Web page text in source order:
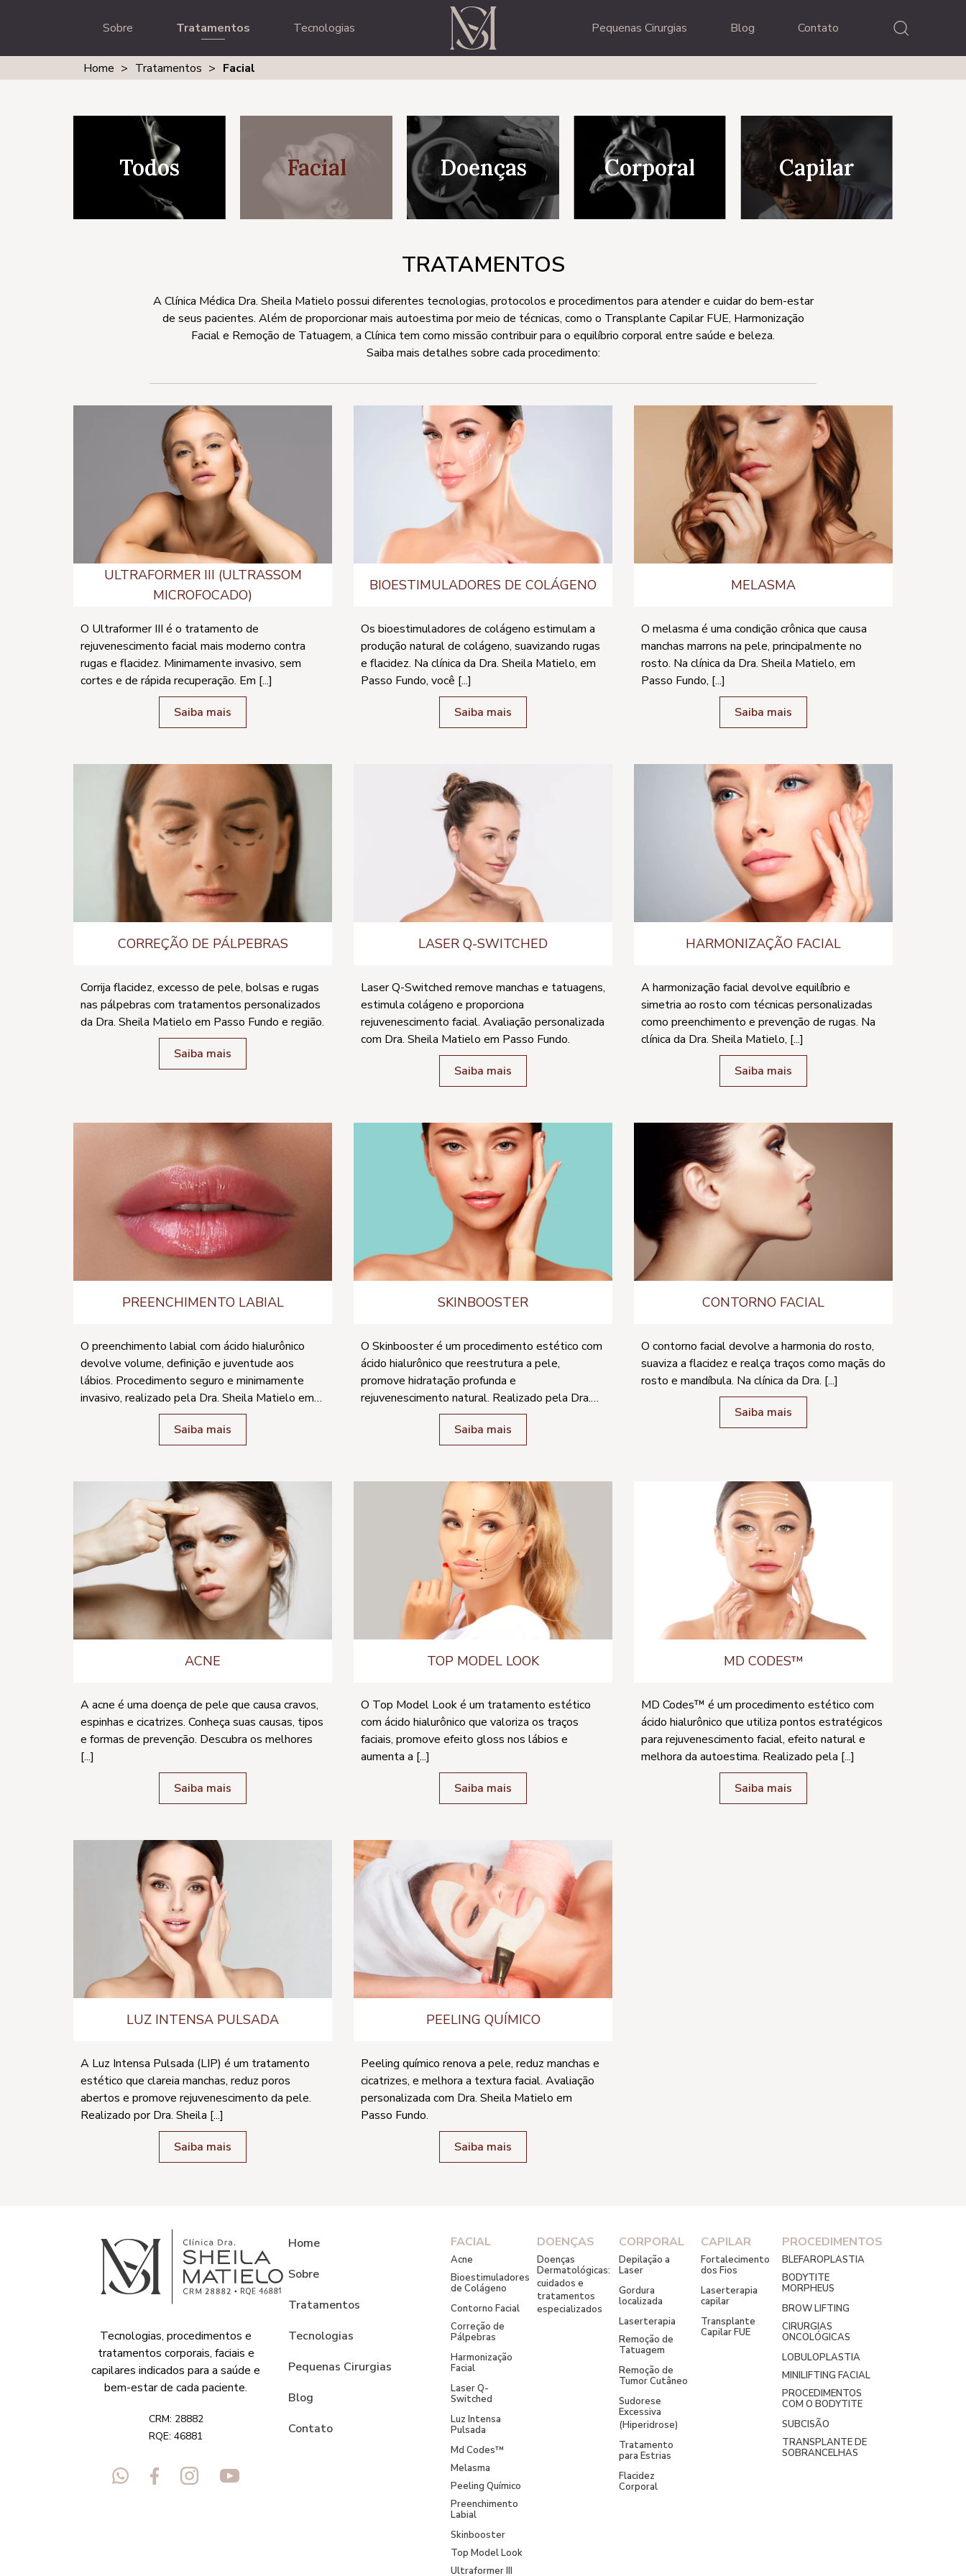
Sobre Tratamentos Tecnologias Pequenas Cirurgias Blog Contato
Home > Tratamentos > Facial
Todos Facial Doenças Corporal Capilar
TRATAMENTOS
A Clínica Médica Dra. Sheila Matielo possui diferentes tecnologias, protocolos e procedimentos para atender e cuidar do bem-estar
de seus pacientes. Além de proporcionar mais autoestima por meio de técnicas, como o Transplante Capilar FUE, Harmonização
Facial e Remoção de Tatuagem, a Clínica tem como missão contribuir para o equilíbrio corporal entre saúde e beleza.
Saiba mais detalhes sobre cada procedimento:
ULTRAFORMER III (ULTRASSOM
MICROFOCADO)
O Ultraformer III é o tratamento de
rejuvenescimento facial mais moderno contra
rugas e flacidez. Minimamente invasivo, sem
cortes e de rápida recuperação. Em [...]
Saiba mais
BIOESTIMULADORES DE COLÁGENO
Os bioestimuladores de colágeno estimulam a
produção natural de colágeno, suavizando rugas
e flacidez. Na clínica da Dra. Sheila Matielo, em
Passo Fundo, você [...]
Saiba mais
MELASMA
O melasma é uma condição crônica que causa
manchas marrons na pele, principalmente no
rosto. Na clínica da Dra. Sheila Matielo, em
Passo Fundo, [...]
Saiba mais
CORREÇÃO DE PÁLPEBRAS
Corrija flacidez, excesso de pele, bolsas e rugas
nas pálpebras com tratamentos personalizados
da Dra. Sheila Matielo em Passo Fundo e região.
Saiba mais
LASER Q-SWITCHED
Laser Q-Switched remove manchas e tatuagens,
estimula colágeno e proporciona
rejuvenescimento facial. Avaliação personalizada
com Dra. Sheila Matielo em Passo Fundo.
Saiba mais
HARMONIZAÇÃO FACIAL
A harmonização facial devolve equilíbrio e
simetria ao rosto com técnicas personalizadas
como preenchimento e prevenção de rugas. Na
clínica da Dra. Sheila Matielo, [...]
Saiba mais
PREENCHIMENTO LABIAL
O preenchimento labial com ácido hialurônico
devolve volume, definição e juventude aos
lábios. Procedimento seguro e minimamente
invasivo, realizado pela Dra. Sheila Matielo em
Saiba mais
SKINBOOSTER
O Skinbooster é um procedimento estético com
ácido hialurônico que reestrutura a pele,
promove hidratação profunda e
rejuvenescimento natural. Realizado pela Dra.
Sheila Matielo [...]
Saiba mais
CONTORNO FACIAL
O contorno facial devolve a harmonia do rosto,
suaviza a flacidez e realça traços como maçãs do
rosto e mandíbula. Na clínica da Dra. [...]
Saiba mais
ACNE
A acne é uma doença de pele que causa cravos,
espinhas e cicatrizes. Conheça suas causas, tipos
e formas de prevenção. Descubra os melhores
[...]
Saiba mais
TOP MODEL LOOK
O Top Model Look é um tratamento estético
com ácido hialurônico que valoriza os traços
faciais, promove efeito gloss nos lábios e
aumenta a [...]
Saiba mais
MD CODES™
MD Codes™ é um procedimento estético com
ácido hialurônico que utiliza pontos estratégicos
para rejuvenescimento facial, efeito natural e
melhora da autoestima. Realizado pela [...]
Saiba mais
LUZ INTENSA PULSADA
A Luz Intensa Pulsada (LIP) é um tratamento
estético que clareia manchas, reduz poros
abertos e promove rejuvenescimento da pele.
Realizado por Dra. Sheila [...]
Saiba mais
PEELING QUÍMICO
Peeling químico renova a pele, reduz manchas e
cicatrizes, e melhora a textura facial. Avaliação
personalizada com Dra. Sheila Matielo em
Passo Fundo.
Saiba mais
Tecnologias, procedimentos e
tratamentos corporais, faciais e
capilares indicados para a saúde e
bem-estar de cada paciente.
CRM: 28882
RQE: 46881
Home
Sobre
Tratamentos
Tecnologias
Pequenas Cirurgias
Blog
Contato
FACIAL
Acne
Bioestimuladores
de Colágeno
Contorno Facial
Correção de
Pálpebras
Harmonização
Facial
Laser Q-
Switched
Luz Intensa
Pulsada
Md Codes™
Melasma
Peeling Químico
Preenchimento
Labial
Skinbooster
Top Model Look
Ultraformer III
DOENÇAS
Doenças
Dermatológicas:
cuidados e
tratamentos
especializados
CORPORAL
Depilação a
Laser
Gordura
localizada
Laserterapia
Remoção de
Tatuagem
Remoção de
Tumor Cutâneo
Sudorese
Excessiva
(Hiperidrose)
Tratamento
para Estrias
Flacidez
Corporal
CAPILAR
Fortalecimento
dos Fios
Laserterapia
capilar
Transplante
Capilar FUE
PROCEDIMENTOS
BLEFAROPLASTIA
BODYTITE
MORPHEUS
BROW LIFTING
CIRURGIAS
ONCOLÓGICAS
LOBULOPLASTIA
MINILIFTING FACIAL
PROCEDIMENTOS
COM O BODYTITE
SUBCISÃO
TRANSPLANTE DE
SOBRANCELHAS